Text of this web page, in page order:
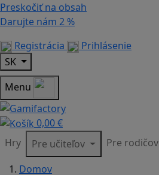
Preskočiť na obsah
Darujte nám 2 %
Registrácia
Prihlásenie
SK
Menu
0,00 €
Hry
Pre učiteľov Pre rodičov
Domov